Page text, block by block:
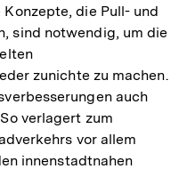
die Pull- und
sind notwendig, um die
zunichte zu machen.
auch
verlagert zum
vor allem
innenstadtnahen